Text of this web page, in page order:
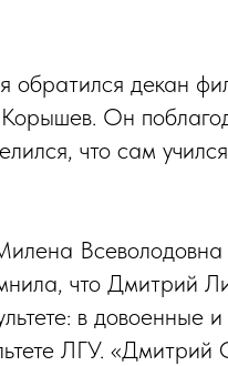
обратился декан
Он
что сам
Всеволодовна
что Дмитрий
в довоенные
ЛГУ. «Дмитрий